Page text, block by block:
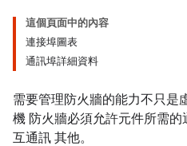
這個頁面中的內容
連接埠圖表
通訊埠詳細資料
需要管理防火牆的能力不只是
機 防火牆必須允許元件所需
互通訊 其他。